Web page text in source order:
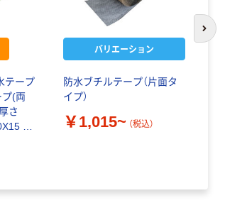
テープ
プ(両
さ
1
バリエーション
防水ブチルテープ（片面タ
イプ）
￥1,015~ （税込）
次